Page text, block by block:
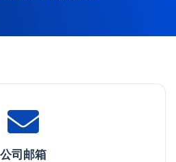
公司邮箱